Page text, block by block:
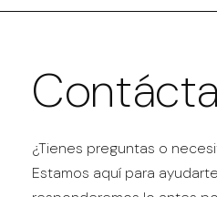
¿Tienes preguntas o
Estamos aquí para